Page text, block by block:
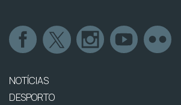
NOTÍCIAS
DESPORTO